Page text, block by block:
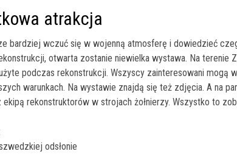
atrakcja
bardziej wczuć się w wojenną atmosferę i dowiedzieć
otwarta zostanie niewielka wystawa. Na terenie
podczas rekonstrukcji. Wszyscy zainteresowani mogą
warunkach. Na wystawie znajdą się też zdjęcia. A na
rekonstruktorów w strojach żołnierzy. Wszystko to
odsłonie